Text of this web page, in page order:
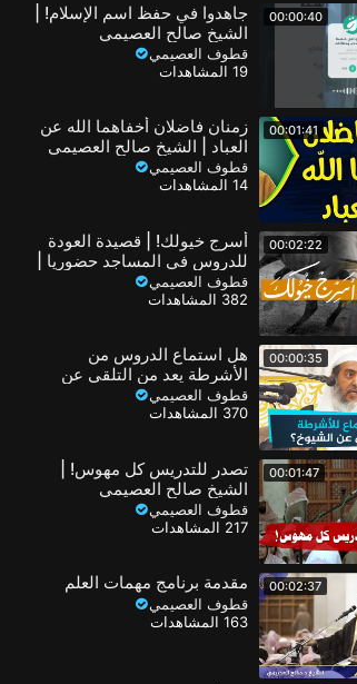
00:00:40
جاهدوا في حفظ اسم الإسلام! |
الشيخ صالح العصيمي
قطوف العصيمي
19 المشاهدات
00:01:41
زمنان فاضلان أخفاهما الله عن
العباد | الشيخ صالح العصيمي
قطوف العصيمي
14 المشاهدات
00:02:22
أسرج خيولك! | قصيدة العودة
للدروس في المساجد حضوريا |
الشيخ صالح العصيمي
قطوف العصيمي
382 المشاهدات
00:00:35
هل استماع الدروس من
الأشرطة يعد من التلقي عن
الشيوخ؟ | الشيخ صالح
العصيمي
قطوف العصيمي
370 المشاهدات
00:01:47
تصدر للتدريس كل مهوس! |
الشيخ صالح العصيمي
قطوف العصيمي
217 المشاهدات
00:02:37 مقدمة برنامج مهمات العلم
قطوف العصيمي
163 المشاهدات